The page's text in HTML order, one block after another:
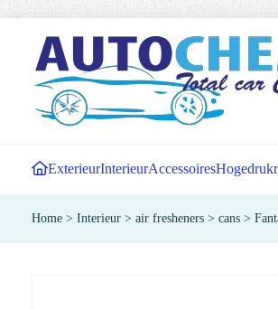
ExterieurInterieurAccessoires
Home > Interieur > air fresheners > cans >